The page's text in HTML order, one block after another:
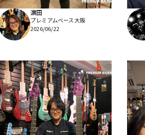
濵田
プレミアムベース大阪
2026/06/22